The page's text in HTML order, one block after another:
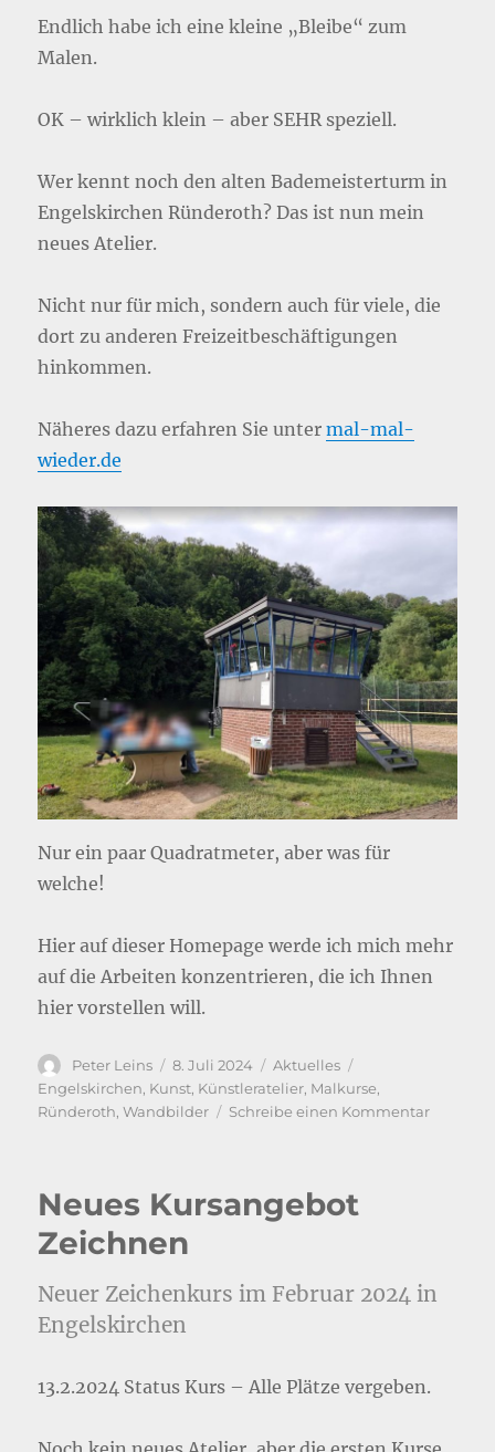
Endlich habe ich eine kleine „Bleibe“ zum
Malen.
OK – wirklich klein – aber SEHR speziell.
Wer kennt noch den alten Bademeisterturm in
Engelskirchen Ründeroth? Das ist nun mein
neues Atelier.
Nicht nur für mich, sondern auch für viele, die
dort zu anderen Freizeitbeschäftigungen
hinkommen.
Näheres dazu erfahren Sie untermal-mal-
wieder.de
Nur ein paar Quadratmeter, aber was für
welche!
Hier auf dieser Homepage werde ich mich mehr
auf die Arbeiten konzentrieren, die ich Ihnen
hier vorstellen will.
Autor
Peter Leins
Veröffentlicht
am
8. Juli 2024 Kategorien
Aktuelles
Engelskirchen, Kunst, Künstleratelier, Malkurse,
Ründeroth,Wandbilder Schreibe einen Kommentarzu
Neues Kursangebot
Zeichnen
Neuer Zeichenkurs im Februar 2024 in
Engelskirchen
13.2.2024 Status Kurs – Alle Plätze vergeben.